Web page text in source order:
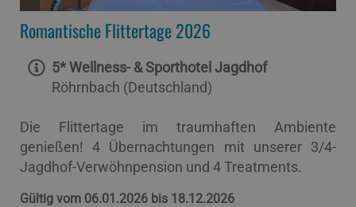
Romantische Flittertage 2026
5* Wellness- & Sporthotel Jagdhof
Röhrnbach (Deutschland)
Die Flittertage im traumhaften Ambiente
genießen! 4 Übernachtungen mit unserer 3/4-
Jagdhof-Verwöhnpension und 4 Treatments.
Gültig vom 06.01.2026 bis 18.12.2026